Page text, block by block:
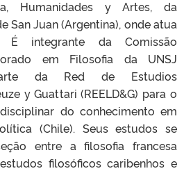
Humanidades y Artes, da
San Juan (Argentina), onde atua
É integrante da Comissão
em Filosofia da UNSJ
da Red de Estudios
y Guattari (REELD&G) para o
do conhecimento em
(Chile). Seus estudos se
entre a filosofia francesa
filosóficos caribenhos e